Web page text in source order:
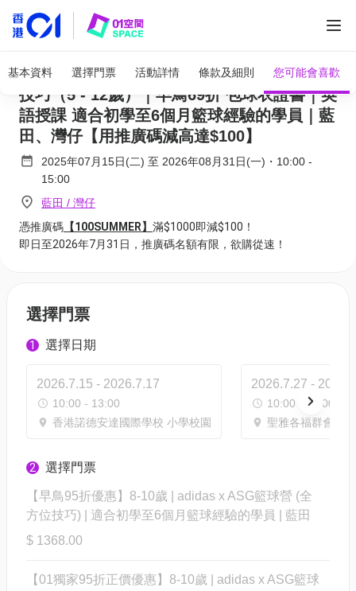
基本資料 選擇門票 活動詳情 條款及細則 您可能會喜歡
adidas x ASG暑期籃球營 2026｜E. 全方位
技巧（5 - 12歲）｜早鳥69折 包球衣證書｜英
語授課 適合初學至6個月籃球經驗的學員｜藍
田、灣仔【用推廣碼減高達$100】
2025年07月15日(二) 至 2026年08月31日(一) ・ 10:00 -
15:00
藍田 / 灣仔
憑推廣碼 【100SUMMER】 滿$1000即減$100！
即日至2026年7月31日，推廣碼名額有限，欲購從速！
選擇門票
1 選擇日期
2026.7.15 - 2026.7.17
10:00 - 13:00
香港諾德安達國際學校 小學校園
2026.7.27 -
10:00 - 12:00
聖雅各福群會多
2 選擇門票
【早鳥95折優惠】8-10歲 | adidas x ASG籃球營 (全
方位技巧) | 適合初學至6個月籃球經驗的學員 | 藍⽥
$ 1368.00
【01獨家95折正價優惠】8-10歲 | adidas x ASG籃球